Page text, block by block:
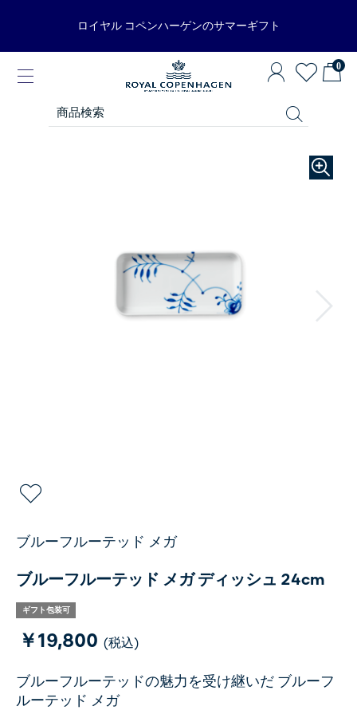
ロイヤル コペンハーゲンのサマーギフト
0
ブルーフルーテッド メガ
ブルーフルーテッド メガ ディッシュ 24cm
ギフト包装可
￥19,800 (税込)
ブルーフルーテッドの魅力を受け継いだ ブルーフ
ルーテッド メガ